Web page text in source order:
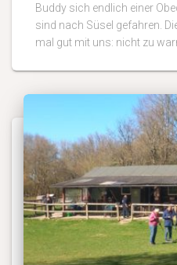
Buddy sich endlich einer
sind nach Süsel gefahren.
mal gut mit uns: nicht zu